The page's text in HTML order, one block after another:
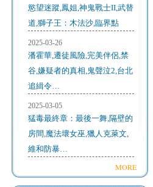
慾望迷蹤,鳳姐,神鬼戰士II,武替
道,獅子王：木法沙,臨界點
2025-03-26
潘霍華,遷徒風險,完美伴侶,禁
谷,嫌疑者的真相,鬼聲泣2,台北
追緝令…
2025-03-05
猛毒最終章：最後一舞,隔壁的
房間,魔法壞女巫,獵人克萊文,
維和防暴…
MORE